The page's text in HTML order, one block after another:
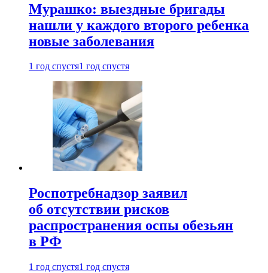
Мурашко: выездные бригады
нашли у каждого второго ребенка
новые заболевания
1 год спустя1 год спустя
Роспотребнадзор заявил
об отсутствии рисков
распространения оспы обезьян
в РФ
1 год спустя1 год спустя